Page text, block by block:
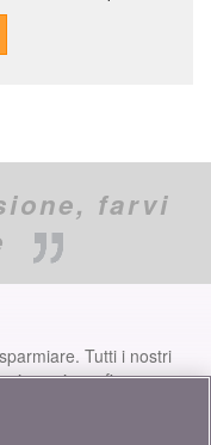
farvi
Tutti i nostri
finanze,
voi...